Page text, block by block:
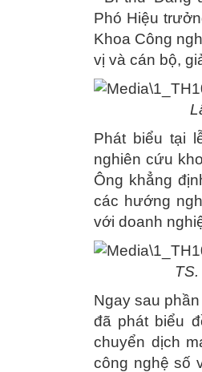
Phó Hiệu
Khoa Công
vị và cán bộ,
Phát biểu tại
nghiên cứu
Ông khẳng
các hướng
với doanh
Ngay sau
đã phát biểu
chuyển dịch
công nghệ số